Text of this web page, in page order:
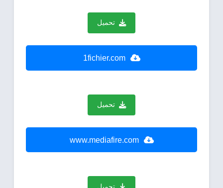
تحميل
1fichier.com
تحميل
www.mediafire.com